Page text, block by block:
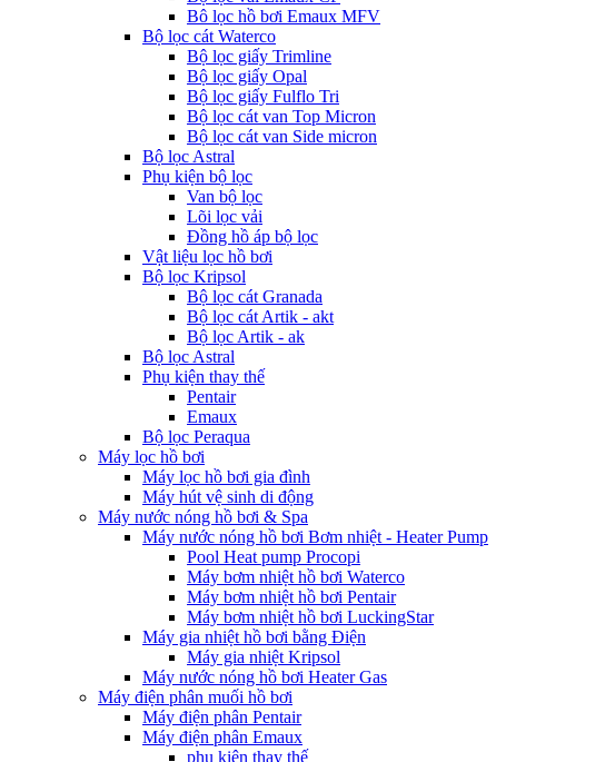
Bô lọc hồ bơi Emaux MFV
Bộ lọc cát Waterco
Bộ lọc giấy Trimline
Bộ lọc giấy Opal
Bộ lọc giấy Fulflo Tri
Bộ lọc cát van Top Micron
Bộ lọc cát van Side micron
Bộ lọc Astral
Phụ kiện bộ lọc
Van bộ lọc
Lõi lọc vải
Đồng hồ áp bộ lọc
Vật liệu lọc hồ bơi
Bộ lọc Kripsol
Bộ lọc cát Granada
Bộ lọc cát Artik - akt
Bộ lọc Artik - ak
Bộ lọc Astral
Phụ kiện thay thế
Pentair
Emaux
Bộ lọc Peraqua
Máy lọc hồ bơi
Máy lọc hồ bơi gia đình
Máy hút vệ sinh di động
Máy nước nóng hồ bơi & Spa
Máy nước nóng hồ bơi Bơm nhiệt - Heater Pump
Pool Heat pump Procopi
Máy bơm nhiệt hồ bơi Waterco
Máy bơm nhiệt hồ bơi Pentair
Máy bơm nhiệt hồ bơi LuckingStar
Máy gia nhiệt hồ bơi bằng Điện
Máy gia nhiệt Kripsol
Máy nước nóng hồ bơi Heater Gas
Máy điện phân muối hồ bơi
Máy điện phân Pentair
Máy điện phân Emaux
phụ kiện thay thế